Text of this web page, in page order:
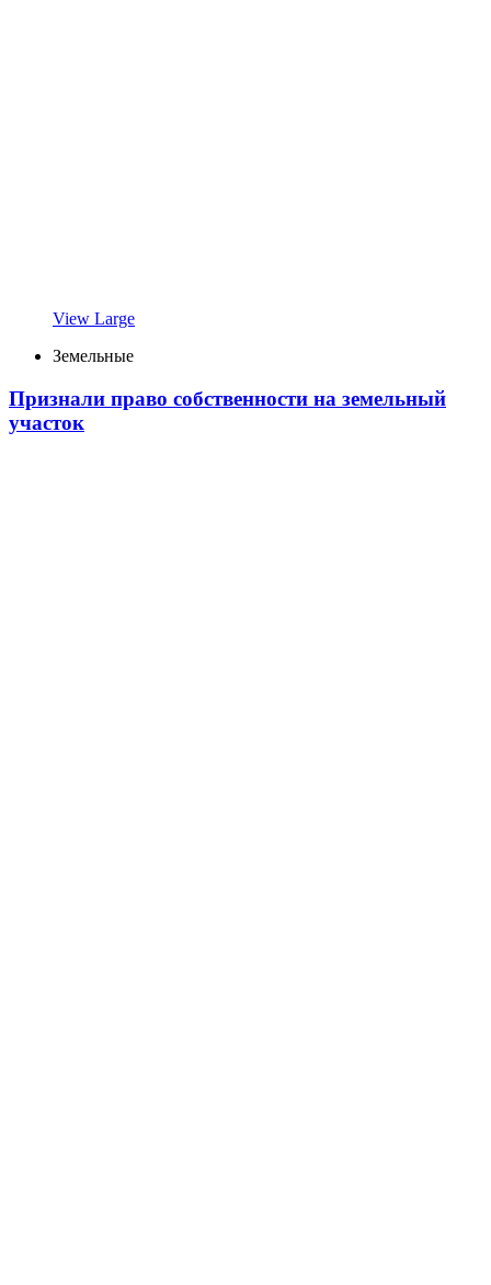
View Large
Земельные
Признали право собственности на земельный
участок